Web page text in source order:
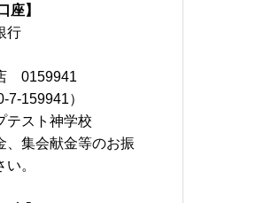
座】
行
0159941
7-159941）
テスト神学校
集会献金等のお振
。